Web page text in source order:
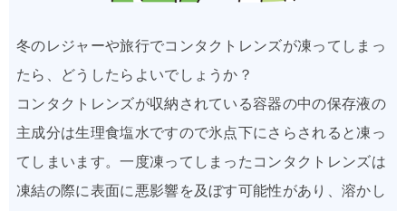
冬のレジャーや旅行でコンタクトレンズが凍ってしまっ
たら、どうしたらよいでしょうか？
コンタクトレンズが収納されている容器の中の保存液の
主成分は生理食塩水ですので氷点下にさらされると凍っ
てしまいます。一度凍ってしまったコンタクトレンズは
凍結の際に表面に悪影響を及ぼす可能性があり、溶かし